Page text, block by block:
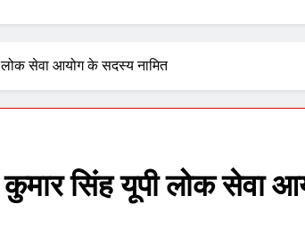
सेवा आयोग के सदस्य नामित
सिंह यूपी लोक सेवा